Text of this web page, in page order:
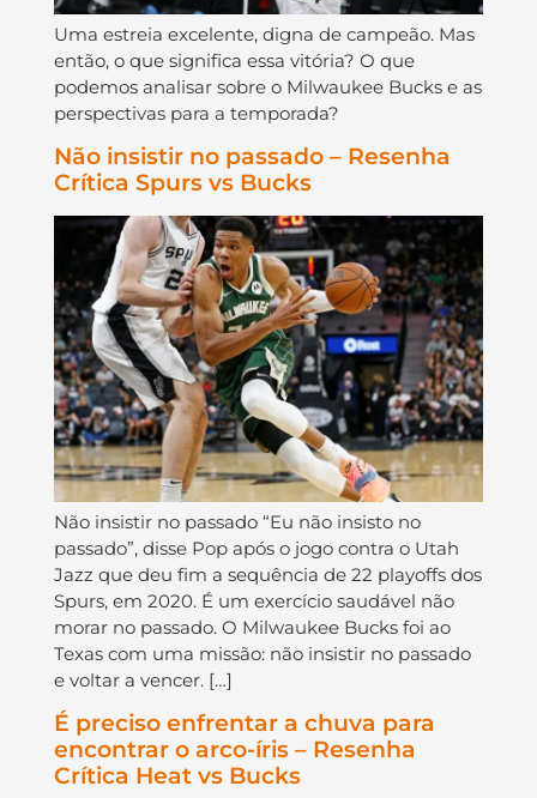
Uma estreia excelente, digna de campeão. Mas
então, o que significa essa vitória? O que
podemos analisar sobre o Milwaukee Bucks e as
perspectivas para a temporada?
Não insistir no passado – Resenha
Crítica Spurs vs Bucks
Não insistir no passado “Eu não insisto no
passado”, disse Pop após o jogo contra o Utah
Jazz que deu fim a sequência de 22 playoffs dos
Spurs, em 2020. É um exercício saudável não
morar no passado. O Milwaukee Bucks foi ao
Texas com uma missão: não insistir no passado
e voltar a vencer. […]
É preciso enfrentar a chuva para
encontrar o arco-íris – Resenha
Crítica Heat vs Bucks